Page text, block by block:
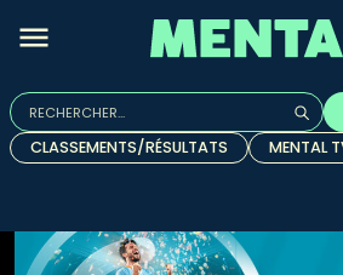
Rechercher :
Quand les résultats de l'auto-
CLASSEMENTS/RÉSULTATS
MENTAL